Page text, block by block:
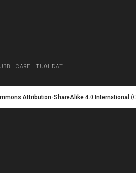
I TUOI DATI
Attribution-ShareAlike 4.0 International